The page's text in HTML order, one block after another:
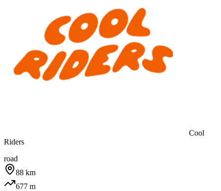
Cool
Riders
road
88 km
677 m